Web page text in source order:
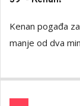
Kenan pogađa
manje od dva